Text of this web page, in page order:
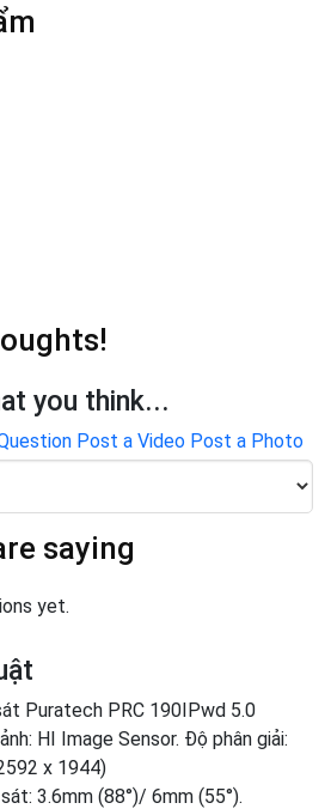
you think...
Post a Video Post a Photo
saying
yet.
Puratech PRC 190IPwd 5.0
HI Image Sensor. Độ phân giải:
x 1944)
3.6mm (88°)/ 6mm (55°).